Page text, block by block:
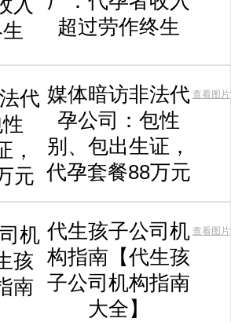
超过劳作终生
媒体暗访非法代
孕公司：包性
别、包出生证，
代孕套餐88万元
查看图片
代生孩子公司机
构指南【代生孩
子公司机构指南
大全】
查看图片